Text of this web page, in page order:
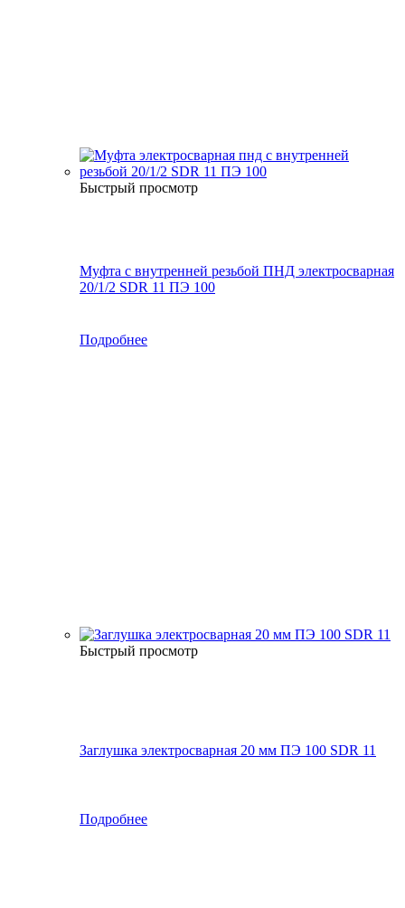
Быстрый просмотр
Муфта с внутренней резьбой ПНД электросварная
20/1/2 SDR 11 ПЭ 100
Подробнее
Быстрый просмотр
Заглушка электросварная 20 мм ПЭ 100 SDR 11
Подробнее